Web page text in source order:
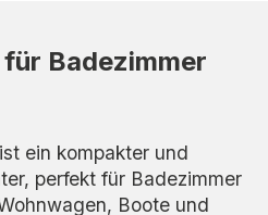
Badezimmer
ein kompakter und
perfekt für Badezimmer
Boote und